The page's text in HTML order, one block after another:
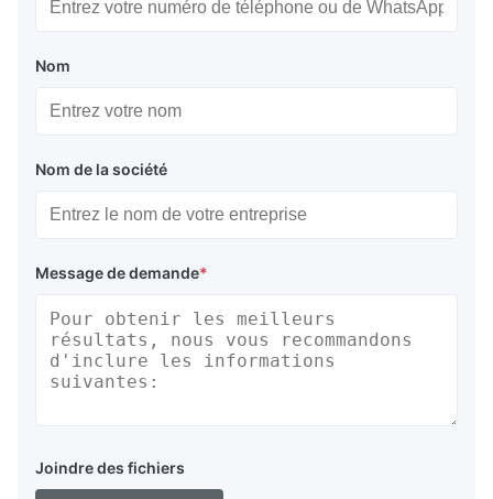
Nom
Nom de la société
Message de demande*
Joindre des fichiers